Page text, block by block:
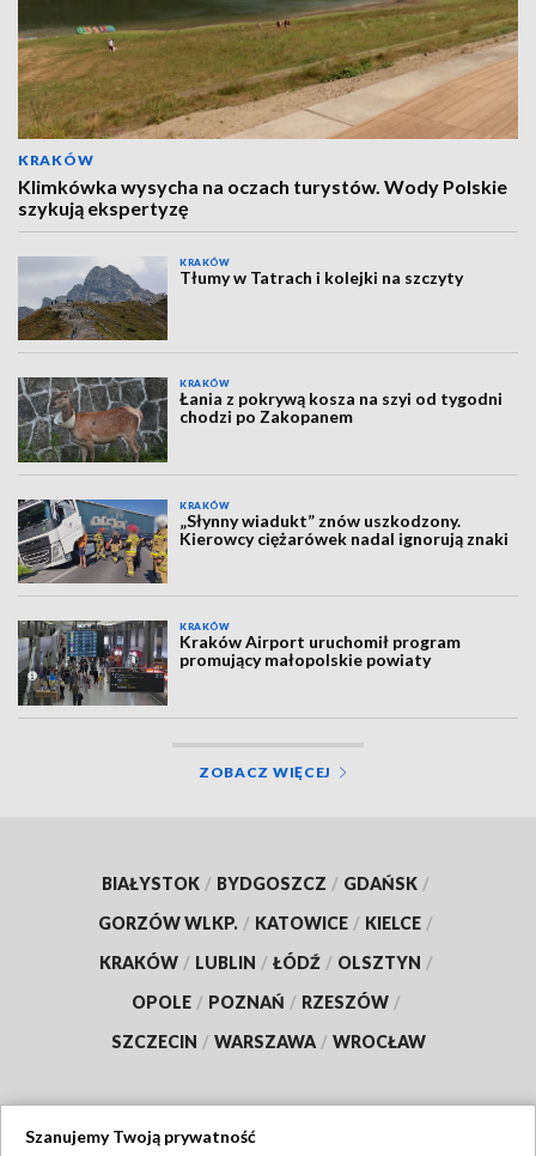
KRAKÓW
Klimkówka wysycha na oczach turystów. Wody Polskie
szykują ekspertyzę
KRAKÓW
Tłumy w Tatrach i kolejki na szczyty
KRAKÓW
Łania z pokrywą kosza na szyi od tygodni
chodzi po Zakopanem
KRAKÓW
„Słynny wiadukt” znów uszkodzony.
Kierowcy ciężarówek nadal ignorują znaki
KRAKÓW
Kraków Airport uruchomił program
promujący małopolskie powiaty
ZOBACZ WIĘCEJ
BIAŁYSTOK / BYDGOSZCZ / GDAŃSK /
GORZÓW WLKP. / KATOWICE / KIELCE /
KRAKÓW / LUBLIN / ŁÓDŹ / OLSZTYN /
OPOLE / POZNAŃ / RZESZÓW /
SZCZECIN / WARSZAWA / WROCŁAW
Szanujemy Twoją prywatność